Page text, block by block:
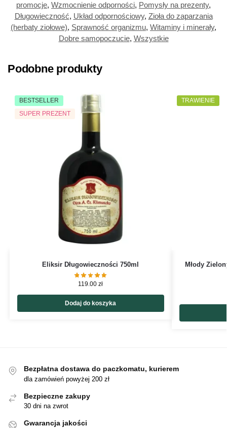
promocje, Wzmocnienie odporności, Pomysły na prezenty,
Długowieczność, Układ odpornościowy, Zioła do zaparzania
(herbaty ziołowe), Sprawność organizmu, Witaminy i minerały,
Dobre samopoczucie, Wszystkie
Podobne produkty
BESTSELLER
SUPER PREZENT
Eliksir Długowieczności 750ml
119.00zł
Dodaj do koszyka
TRAWIENIE
Młody
Bezpłatna dostawa do paczkomatu, kurierem
dla zamówień powyżej 200 zł
Bezpieczne zakupy
30 dni na zwrot
Gwarancja jakości